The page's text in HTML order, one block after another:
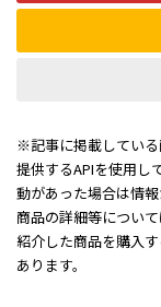
※記事に掲載してい
提供するAPIを使用し
動があった場合は情
商品の詳細等につい
紹介した商品を購入
あります。